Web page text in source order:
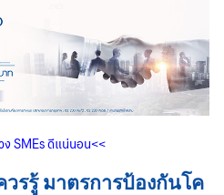
งSMEsดีแน่นอน<<
รรู้ มาตรการป้องกันโค